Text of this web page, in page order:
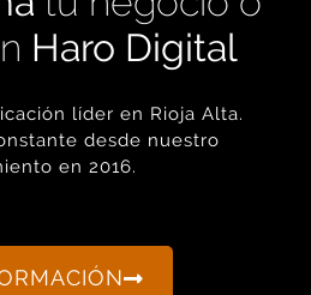
Haro Digital
líder en Rioja Alta.
desde nuestro
en 2016.